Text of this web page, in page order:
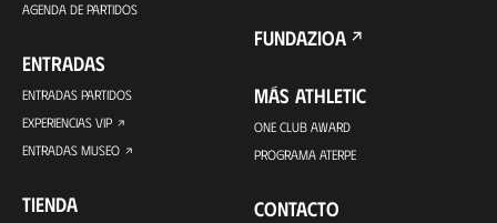
AGENDA DE PARTIDOS
ENTRADAS
ENTRADAS PARTIDOS
EXPERIENCIAS VIP
ENTRADAS MUSEO
TIENDA
FUNDAZIOA
MÁS ATHLETIC
ONE CLUB AWARD
PROGRAMA ATERPE
CONTACTO